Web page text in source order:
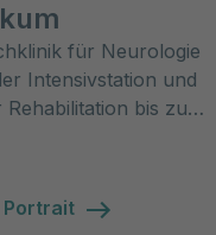
für Neurologie
Intensivstation und
bis zur
Portrait